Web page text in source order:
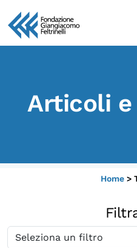
Scopri
Collabora
Sostieni
Sala di Lettura
Articoli
Home>